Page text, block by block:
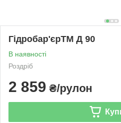
Гідробар'єрTM Д 90
В наявності
Роздріб
2 859 ₴/рулон